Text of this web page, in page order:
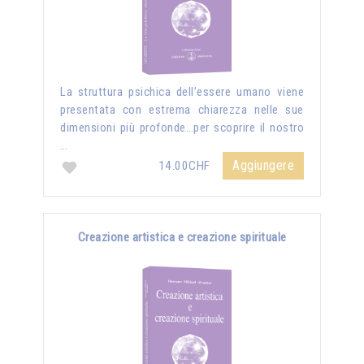
La struttura psichica dell’essere umano viene
presentata con estrema chiarezza nelle sue
dimensioni più profonde…per scoprire il nostro
…
14.00CHF
Aggiungere
Creazione artistica e creazione spirituale